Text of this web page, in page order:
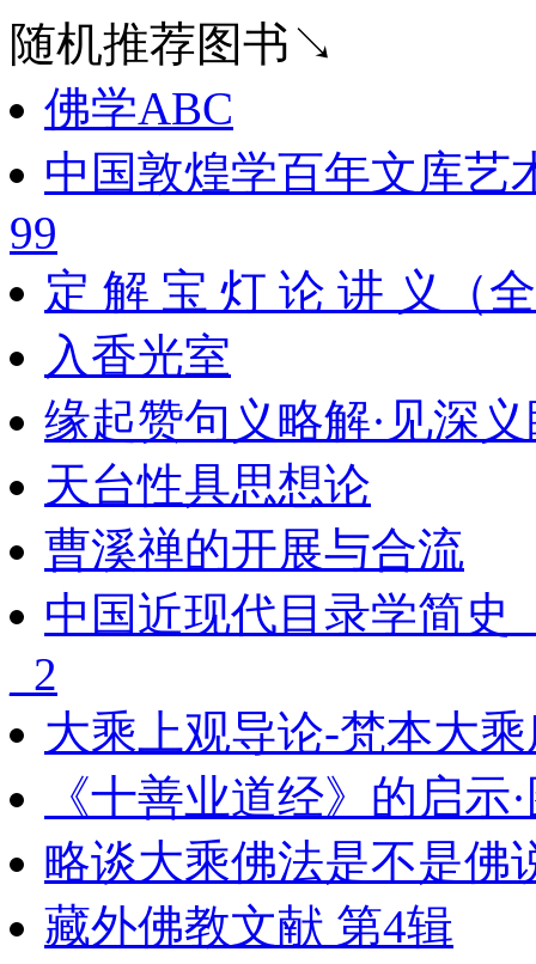
随机推荐图书↘
佛学ABC
中国敦煌学百年文库艺
99
定 解 宝 灯 论 讲 义（
入香光室
缘起赞句义略解·见深
天台性具思想论
曹溪禅的开展与合流
中国近现代目录学简史
_2
大乘上观导论-梵本大
《十善业道经》的启示
略谈大乘佛法是不是佛
藏外佛教文献 第4辑